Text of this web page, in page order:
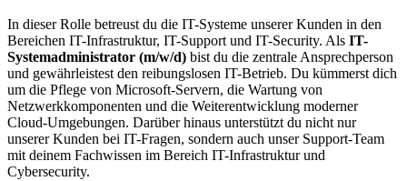
In dieser Rolle betreust du die IT-Systeme unserer Kunden in den
Bereichen IT-Infrastruktur, IT-Support und IT-Security. Als IT-
Systemadministrator (m/w/d) bist du die zentrale Ansprechperson
und gewährleistest den reibungslosen IT-Betrieb. Du kümmerst dich
um die Pflege von Microsoft-Servern, die Wartung von
Netzwerkkomponenten und die Weiterentwicklung moderner
Cloud-Umgebungen. Darüber hinaus unterstützt du nicht nur
unserer Kunden bei IT-Fragen, sondern auch unser Support-Team
mit deinem Fachwissen im Bereich IT-Infrastruktur und
Cybersecurity.